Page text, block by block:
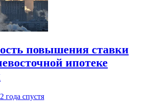
повышения ставки
ипотеке
2 года спустя